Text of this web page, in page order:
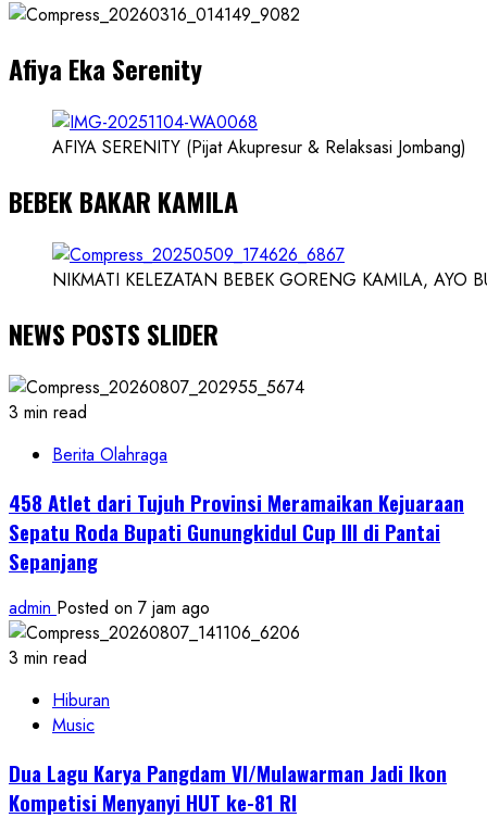
Dokter
Ilmuwan
Afiya Eka Serenity
AFIYA SERENITY (Pijat Akupresur & Relaksasi Jombang)
BEBEK BAKAR KAMILA
NIKMATI KELEZATAN BEBEK GORENG KAMILA, AYO
NEWS POSTS SLIDER
3 min read
Berita Olahraga
458 Atlet dari Tujuh Provinsi Meramaikan Kejuaraan
Sepatu Roda Bupati Gunungkidul Cup III di Pantai
Sepanjang
admin Posted on 7 jam ago
3 min read
Hiburan
Music
Dua Lagu Karya Pangdam VI/Mulawarman Jadi Ikon
Kompetisi Menyanyi HUT ke-81 RI